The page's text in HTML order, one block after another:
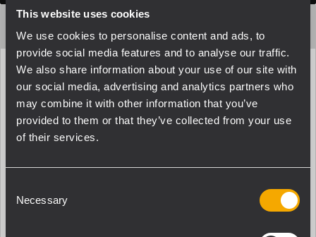
This website uses cookies
We use cookies to personalise content and ads, to
provide social media features and to analyse our traffic.
We also share information about your use of our site with
our social media, advertising and analytics partners who
may combine it with other information that you’ve
provided to them or that they’ve collected from your use
of their services.
Selection
Necessary
Numero di zone gestite
5
Amplificatore di potenza a bordo
Yes
1
Numero di bus